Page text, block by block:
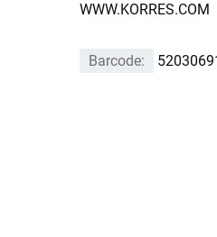
WWW.KORRES.COM
Barcode: